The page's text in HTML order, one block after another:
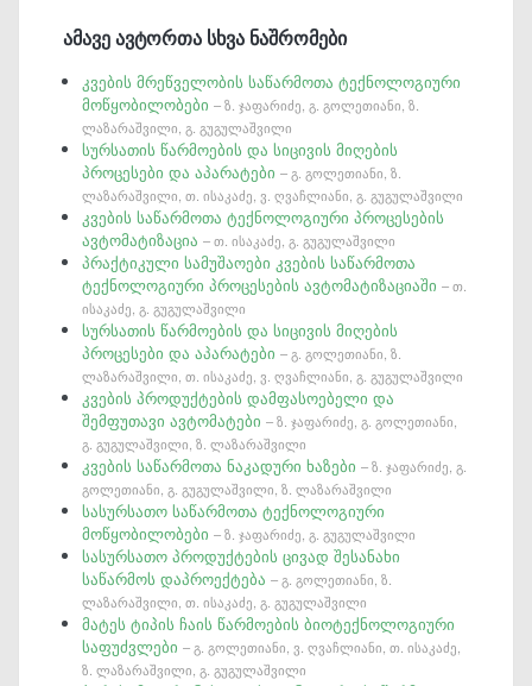
ამავე ავტორთა სხვა ნაშრომები
კვების მრეწველობის საწარმოთა ტექნოლოგიური
მოწყობილობები– ზ. ჯაფარიძე, გ. გოლეთიანი, ზ.
ლაზარაშვილი, გ. გუგულაშვილი
სურსათის წარმოების და სიცივის მიღების
პროცესები და აპარატები– გ. გოლეთიანი, ზ.
ლაზარაშვილი, თ. ისაკაძე, ვ. ღვაჩლიანი, გ. გუგულაშვილი
კვების საწარმოთა ტექნოლოგიური პროცესების
ავტომატიზაცია– თ. ისაკაძე, გ. გუგულაშვილი
პრაქტიკული სამუშაოები კვების საწარმოთა
ტექნოლოგიური პროცესების ავტომატიზაციაში– თ.
ისაკაძე, გ. გუგულაშვილი
სურსათის წარმოების და სიცივის მიღების
პროცესები და აპარატები– გ. გოლეთიანი, ზ.
ლაზარაშვილი, თ. ისაკაძე, ვ. ღვაჩლიანი, გ. გუგულაშვილი
კვების პროდუქტების დამფასოებელი და
შემფუთავი ავტომატები– ზ. ჯაფარიძე, გ. გოლეთიანი,
გ. გუგულაშვილი, ზ. ლაზარაშვილი
კვების საწარმოთა ნაკადური ხაზები– ზ. ჯაფარიძე, გ.
გოლეთიანი, გ. გუგულაშვილი, ზ. ლაზარაშვილი
სასურსათო საწარმოთა ტექნოლოგიური
მოწყობილობები– ზ. ჯაფარიძე, გ. გუგულაშვილი
სასურსათო პროდუქტების ცივად შესანახი
საწარმოს დაპროექტება– გ. გოლეთიანი, ზ.
ლაზარაშვილი, თ. ისაკაძე, გ. გუგულაშვილი
მატეს ტიპის ჩაის წარმოების ბიოტექნოლოგიური
საფუძვლები– გ. გოლეთიანი, ვ. ღვაჩლიანი, თ. ისაკაძე,
ზ. ლაზარაშვილი, გ. გუგულაშვილი